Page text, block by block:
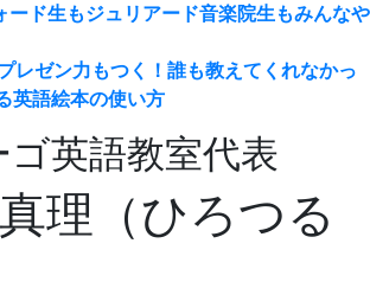
ード生もジュリアード音楽院生もみんなや
レゼン力もつく！誰も教えてくれなかっ
英語絵本の使い方
英語教室代表
理（ひろつる